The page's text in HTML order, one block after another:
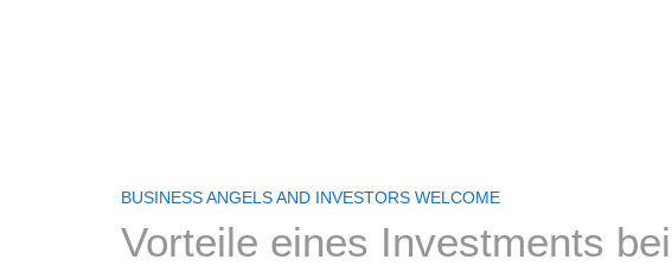
BUSINESS ANGELS AND INVESTORS WELCOME
Vorteile eines Investments